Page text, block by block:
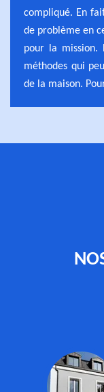
compliqué. En
de problème en
pour la mission.
méthodes qui
de la maison.